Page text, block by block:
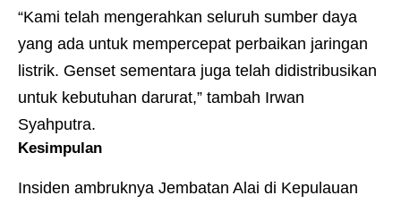
“Kami telah mengerahkan seluruh sumber daya
yang ada untuk mempercepat perbaikan jaringan
listrik. Genset sementara juga telah didistribusikan
untuk kebutuhan darurat,” tambah Irwan
Syahputra.
Kesimpulan
Insiden ambruknya Jembatan Alai di Kepulauan